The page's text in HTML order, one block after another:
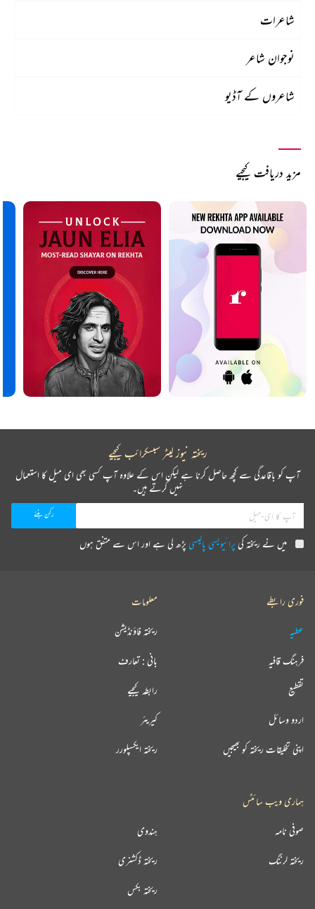
شاعرات
نوجوان شاعر
شاعروں کے آڈیو
مزید دریافت کیجیے
ریختہ نیوز لیٹر سبسکرائب کیجیے
آپ کو باقاعدگی سے کچھ حاصل کرنا ہے لیکن اس کے علاوہ آپ کسی بھی ای میل کا استعمال
نہیں کرتے ہیں۔
میں نے ریختہ کیپرائیویسی پالیسیپڑھ لی ہے اور اس سے متفق ہوں
فوری رابطے
عطیہ
فرہنگ قافیہ
تقطیع
اردو وسائل
اپنی تخلیقات ریختہ کو بھیجیں
معلومات
ریختہ فاؤنڈیشن
بانی : تعارف
رابطہ کیجیے
کیریئر
ریختہ ایکسپلورر
ہماری ویب سائٹس
ہندوی صوفی نامہ
ریختہ ڈکشنری ریختہ لرننگ
ریختہ بکس